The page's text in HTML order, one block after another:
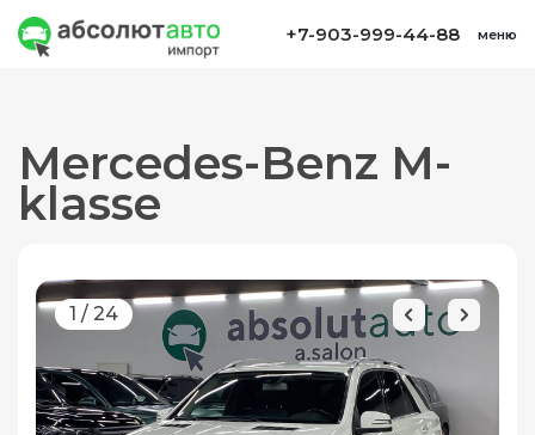
+7-903-999-44-88 меню
Mercedes-Benz M-
klasse
1 / 24